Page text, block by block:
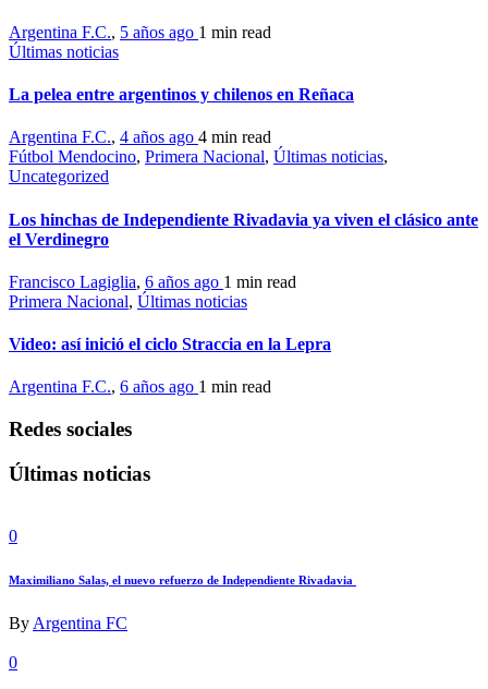
Argentina F.C., 5 años ago 1 min read
Últimas noticias
La pelea entre argentinos y chilenos en Reñaca
Argentina F.C., 4 años ago 4 min read
Fútbol Mendocino, Primera Nacional, Últimas noticias,
Uncategorized
Los hinchas de Independiente Rivadavia ya viven el clásico ante
el Verdinegro
Francisco Lagiglia, 6 años ago 1 min read
Primera Nacional, Últimas noticias
Video: así inició el ciclo Straccia en la Lepra
Argentina F.C., 6 años ago 1 min read
Redes sociales
Últimas noticias
0
Maximiliano Salas, el nuevo refuerzo de Independiente Rivadavia
By Argentina FC
0